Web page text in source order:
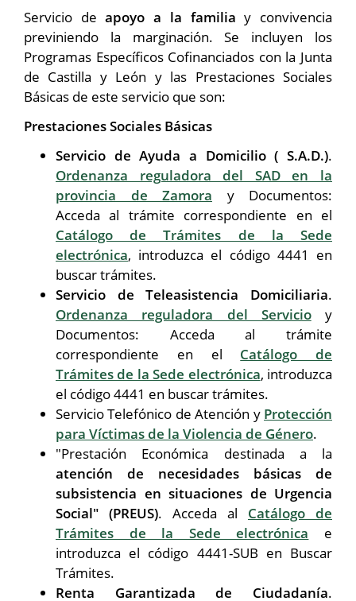
Servicio deapoyo a la familia y convivencia
previniendo la marginación. Se incluyen los
Programas Específicos Cofinanciados con la Junta
de Castilla y León y las Prestaciones Sociales
Básicas de este servicio que son:
Prestaciones Sociales Básicas
Servicio de Ayuda a Domicilio ( S.A.D.).
Ordenanza reguladora del SAD en la
provincia de Zamora y Documentos:
Acceda al trámite correspondiente en el
Catálogo de Trámites de la Sede
electrónica, introduzca el código 4441 en
buscar trámites.
Servicio de Teleasistencia Domiciliaria.
Ordenanza reguladora del Servicioy
Documentos: Acceda al trámite
correspondiente en el Catálogo de
Trámites de la Sede electrónica, introduzca
el código 4441 en buscar trámites.
Servicio Telefónico de Atención y Protección
para Víctimas de la Violencia de Género.
"Prestación Económica destinada a la
atención de necesidades básicas de
subsistencia en situaciones de Urgencia
Social" (PREUS). Acceda al Catálogo de
Trámites de la Sede electrónica e
introduzca el código 4441-SUB en Buscar
Trámites.
Renta Garantizada de Ciudadanía.